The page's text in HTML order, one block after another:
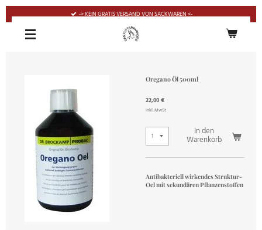
springen
-> KEIN GRATIS VERSAND VON SACKWAREN <-
Oregano Öl 500ml
22,00 €
inkl. MwSt
In den
Warenkorb
Antibakteriell wirkendes Struktur-
Oel mit sekundären Pflanzenstoffen